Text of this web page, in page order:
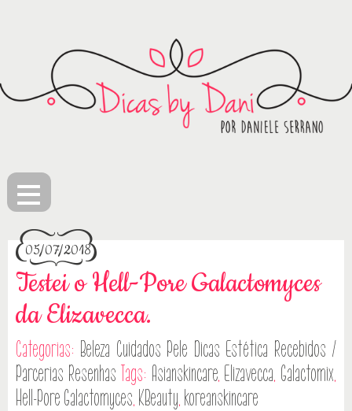
≡
05/07/2018
Testei o Hell-Pore Galactomyces
da Elizavecca.
Categorias: Beleza Cuidados Pele Dicas Estética Recebidos /
Parcerias Resenhas Tags: Asianskincare, Elizavecca, Galactomix,
Hell-Pore Galactomyces, KBeauty, koreanskincare